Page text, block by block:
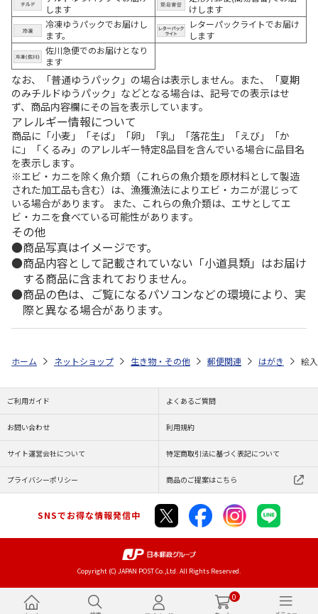
0
します
けします
冷凍ゆうパックでお届けし
ます。
レターパックライトでお届け
します
佐川急便でのお届けとなり
ます
なお、「普通ゆうパック」の場合は表示しません。また、「夏期
のみチルドゆうパック」などとなる場合は、記号での表示はせ
ず、商品内容欄にその旨を表示しています。
アレルギー情報について
商品に「小麦」「そば」「卵」「乳」「落花生」「えび」「か
に」「くるみ」のアレルギー特定8品目を含んでいる場合に品目名
を表示します。
※エビ・カニを除く魚介類（これらの魚介類を原材料として製造
された加工品も含む）は、漁獲漁法によりエビ・カニが混じって
いる場合があります。 また、これらの魚介類は、エサとしてエ
ビ・カニを食べている可能性があります。
その他
商品写真はイメージです。
商品内容として記載されていない「小道具類」はお届け
する商品に含まれておりません。
商品の色は、ご覧になるパソコンなどの環境により、実
際と異なる場合があります。
ホーム ネットショップ 生き物・その他 郵便関連 はがき 絵
ご利用ガイド よくあるご質問
お問い合わせ 利用規約
サイト運営会社について 特定商取引法に基づく表記について
プライバシーポリシー 商品のご提案はこちら
SNSでお得な情報発信中
Copyright (C) JAPAN POST Co.,Ltd. All Rights Reserved.